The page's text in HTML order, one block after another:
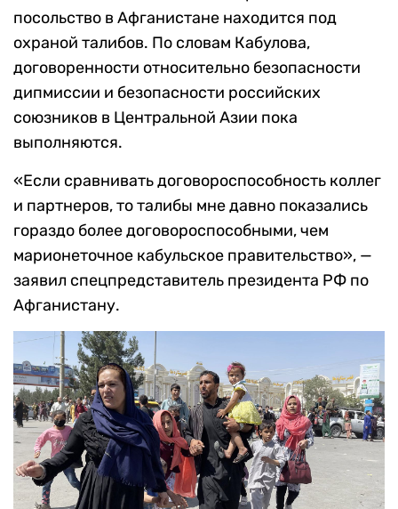
посольство в Афганистане находится под
охраной талибов. По словам Кабулова,
договоренности относительно безопасности
дипмиссии и безопасности российских
союзников в Центральной Азии пока
выполняются.
«Если сравнивать договороспособность коллег
и партнеров, то талибы мне давно показались
гораздо более договороспособными, чем
марионеточное кабульское правительство», —
заявил спецпредставитель президента РФ по
Афганистану.